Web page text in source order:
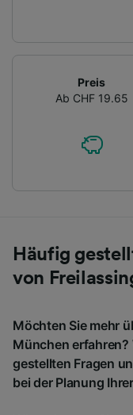
Preis
Ab CHF 19.65
Häufig
von
Möchten Sie mehr
München
gestellten Fragen
bei der Planung